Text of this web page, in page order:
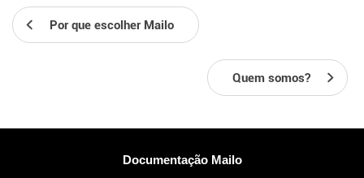
Por que escolher Mailo
Quem somos?
Documentação Mailo